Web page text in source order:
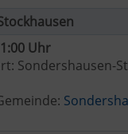
Uhr
Sondershausen-